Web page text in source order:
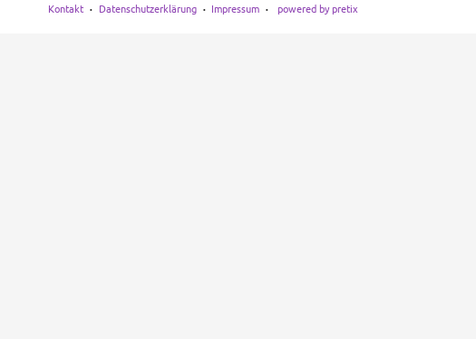
Kontakt Datenschutzerklärung Impressum powered by pretix